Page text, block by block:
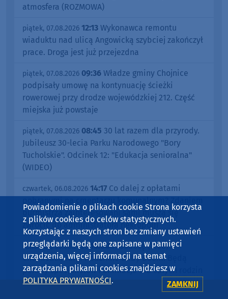
atmosfera (ROZMOWA)
piątek, 07.08.2026 12:13 Wykonawca remontu
wiaduktu nad ulicą Angowicką szybciej zakończył
prace. Droga jest już przejezdna
piątek, 07.08.2026 09:36 Władze gminy Chojnice
podpisały umowę na kontynuację ścieżki
rowerowej przy drodze wojewódzkiej 212. Część
miejska już powstaje
piątek, 07.08.2026 08:45 30 lat razem dla przyrody.
Jubileusz 30-lecia Parku Narodowego "Bory
Tucholskie". Odcinek 12: "Edukacja senioralna"
(WIDEO)
czwartek, 06.08.2026 14:17 Co dalej z opłatami
burmistrza zainteresowani sami muszą się
zwrócić do administratora nekropolii
czwartek, 06.08.2026 10:00W sobotę (8.08) w
Chojnicach Targi Rodzinne Baby Boom. Będą
porady specjalistów i animacje dla całych rodzin
Gmina Brusy remontuje
Powiadomienie o plikach cookie Strona korzysta
z plików cookies do celów statystycznych.
Korzystając z naszych stron bez zmiany ustawień
przeglądarki będą one zapisane w pamięci
urządzenia, więcej informacji na temat
zarządzania plikami cookies znajdziesz w
POLITYKA PRYWATNOŚCI. ZAMKNIJ